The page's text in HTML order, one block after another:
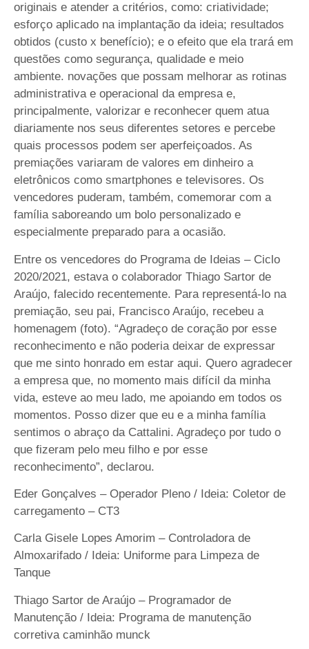
originais e atender a critérios, como: criatividade;
esforço aplicado na implantação da ideia; resultados
obtidos (custo x benefício); e o efeito que ela trará em
questões como segurança, qualidade e meio
ambiente. novações que possam melhorar as rotinas
administrativa e operacional da empresa e,
principalmente, valorizar e reconhecer quem atua
diariamente nos seus diferentes setores e percebe
quais processos podem ser aperfeiçoados. As
premiações variaram de valores em dinheiro a
eletrônicos como smartphones e televisores. Os
vencedores puderam, também, comemorar com a
família saboreando um bolo personalizado e
especialmente preparado para a ocasião.
Entre os vencedores do Programa de Ideias – Ciclo
2020/2021, estava o colaborador Thiago Sartor de
Araújo, falecido recentemente. Para representá-lo na
premiação, seu pai, Francisco Araújo, recebeu a
homenagem (foto). “Agradeço de coração por esse
reconhecimento e não poderia deixar de expressar
que me sinto honrado em estar aqui. Quero agradecer
a empresa que, no momento mais difícil da minha
vida, esteve ao meu lado, me apoiando em todos os
momentos. Posso dizer que eu e a minha família
sentimos o abraço da Cattalini. Agradeço por tudo o
que fizeram pelo meu filho e por esse
reconhecimento”, declarou.
Eder Gonçalves – Operador Pleno / Ideia: Coletor de
carregamento – CT3
Carla Gisele Lopes Amorim – Controladora de
Almoxarifado / Ideia: Uniforme para Limpeza de
Tanque
Thiago Sartor de Araújo – Programador de
Manutenção / Ideia: Programa de manutenção
corretiva caminhão munck